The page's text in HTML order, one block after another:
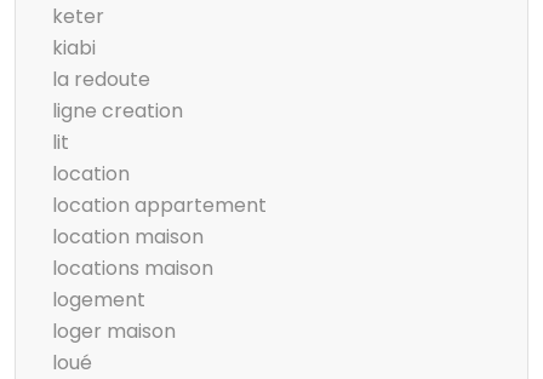
keter
kiabi
la redoute
ligne creation
lit
location
location appartement
location maison
locations maison
logement
loger maison
loué